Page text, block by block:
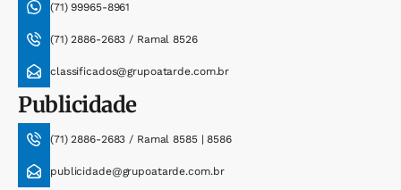
(71) 99965-8961
(71) 2886-2683 / Ramal 8526
classificados@grupoatarde.com.br
Publicidade
(71) 2886-2683 / Ramal 8585 | 8586
publicidade@grupoatarde.com.br